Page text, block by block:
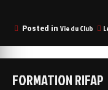
Posted in Vie du Club
FORMATION RIFAP